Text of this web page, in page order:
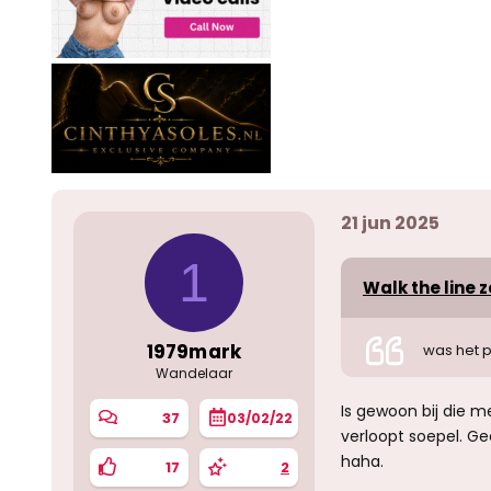
1
1979mark
Wandelaar
37 03/02/22
17 2
21 jun 2025
Walk the line
was het
Is gewoon bij die
verloopt soepel.
haha.